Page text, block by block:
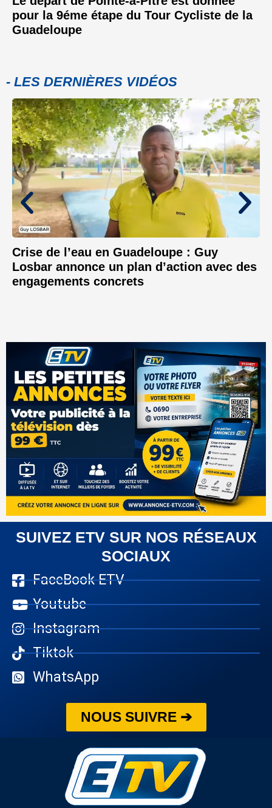
pour la 9éme étape du Tour Cycliste de la
Guadeloupe
- LES DERNIÈRES VIDÉOS
Crise de l’eau en Guadeloupe : Guy
Losbar annonce un plan d’action avec des
engagements concrets
SUIVEZ ETV SUR NOS RÉSEAUX
SOCIAUX
FaceBook ETV
Youtube
Instagram
Tiktok
WhatsApp
NOUS SUIVRE ➔